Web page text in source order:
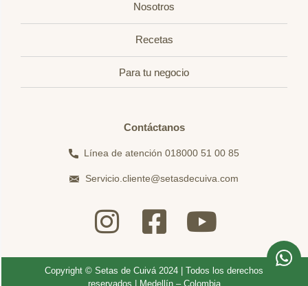
Nosotros
Recetas
Para tu negocio
Contáctanos
Línea de atención 018000 51 00 85
Servicio.cliente@setasdecuiva.com
Copyright © Setas de Cuivá 2024 | Todos los derechos
reservados | Medellín – Colombia